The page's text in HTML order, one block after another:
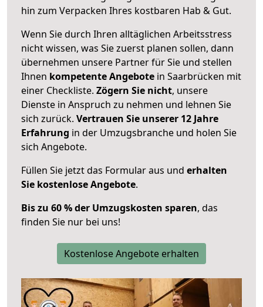
hin zum Verpacken Ihres kostbaren Hab & Gut.
Wenn Sie durch Ihren alltäglichen Arbeitsstress
nicht wissen, was Sie zuerst planen sollen, dann
übernehmen unsere Partner für Sie und stellen
Ihnen kompetente Angebote in Saarbrücken mit
einer Checkliste. Zögern Sie nicht, unsere
Dienste in Anspruch zu nehmen und lehnen Sie
sich zurück. Vertrauen Sie unserer 12 Jahre
Erfahrung in der Umzugsbranche und holen Sie
sich Angebote.
Füllen Sie jetzt das Formular aus und erhalten
Sie kostenlose Angebote.
Bis zu 60 % der Umzugskosten sparen, das
finden Sie nur bei uns!
Kostenlose Angebote erhalten